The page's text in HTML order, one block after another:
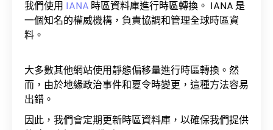
我們使用 IANA 時區資料庫進行時區轉換。 IANA 是
一個知名的權威機構，負責協調和管理全球時區資
料。
大多數其他網站使用靜態偏移量進行時區轉換。然
而，由於地緣政治事件和夏令時變更，這種方法容易
出錯。
因此，我們會定期更新時區資料庫，以確保我們提供